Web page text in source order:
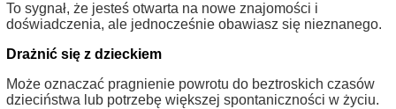
To sygnał, że jesteś otwarta na nowe znajomości i
doświadczenia, ale jednocześnie obawiasz się nieznanego.
Drażnić się z dzieckiem
Może oznaczać pragnienie powrotu do beztroskich czasów
dzieciństwa lub potrzebę większej spontaniczności w życiu.